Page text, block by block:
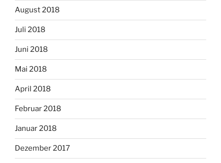
August 2018
Juli 2018
Juni 2018
Mai 2018
April 2018
Februar 2018
Januar 2018
Dezember 2017